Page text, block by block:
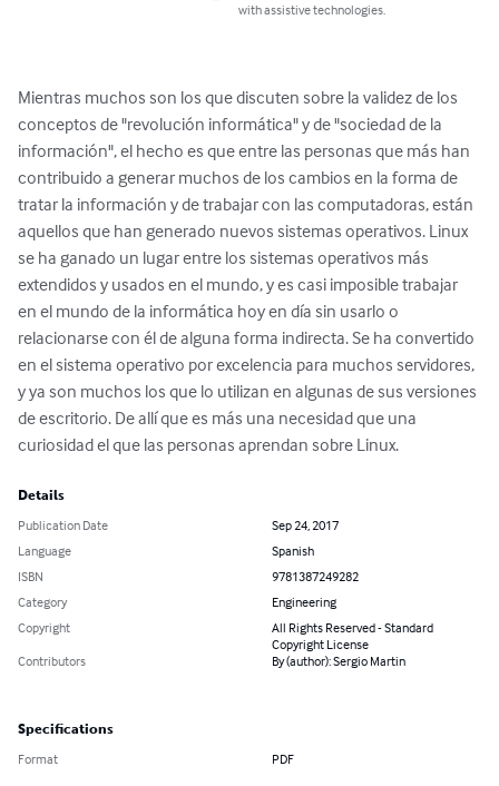
with assistive technologies.
Mientras muchos son los que discuten sobre la validez de los
conceptos de "revolución informática" y de "sociedad de la
información", el hecho es que entre las personas que más han
contribuido a generar muchos de los cambios en la forma de
tratar la información y de trabajar con las computadoras, están
aquellos que han generado nuevos sistemas operativos. Linux
se ha ganado un lugar entre los sistemas operativos más
extendidos y usados en el mundo, y es casi imposible trabajar
en el mundo de la informática hoy en día sin usarlo o
relacionarse con él de alguna forma indirecta. Se ha convertido
en el sistema operativo por excelencia para muchos servidores,
y ya son muchos los que lo utilizan en algunas de sus versiones
de escritorio. De allí que es más una necesidad que una
curiosidad el que las personas aprendan sobre Linux.
Details
Publication Date
Sep 24, 2017
Language
Spanish
ISBN
9781387249282
Category
Engineering
Copyright
All Rights Reserved - Standard
Copyright License
Contributors
By (author): Sergio Martin
Specifications
Format PDF